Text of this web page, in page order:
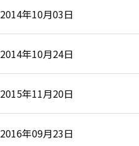
2014年10月03日
2014年10月24日
2015年11月20日
2016年09月23日